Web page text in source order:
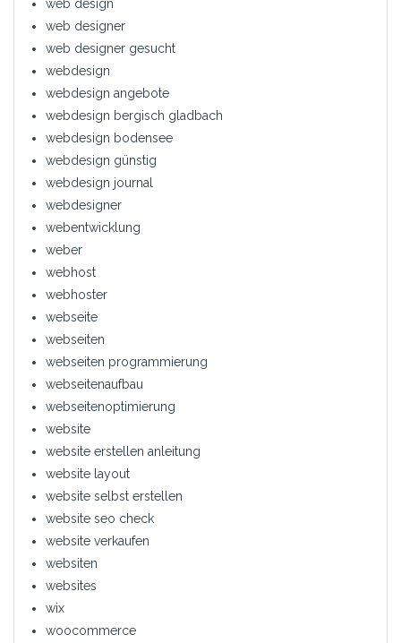
web design
web designer
web designer gesucht
webdesign
webdesign angebote
webdesign bergisch gladbach
webdesign bodensee
webdesign günstig
webdesign journal
webdesigner
webentwicklung
weber
webhost
webhoster
webseite
webseiten
webseiten programmierung
webseitenaufbau
webseitenoptimierung
website
website erstellen anleitung
website layout
website selbst erstellen
website seo check
website verkaufen
websiten
websites
wix
woocommerce